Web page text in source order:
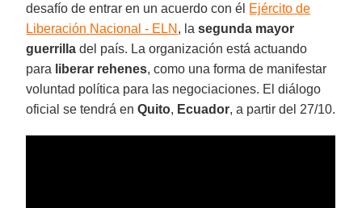
desafío de entrar en un acuerdo con él Ejército de
Liberación Nacional - ELN , lasegunda mayor
guerrilla del país. La organización está actuando
para liberar rehenes, como una forma de manifestar
voluntad política para las negociaciones. El diálogo
oficial se tendrá enQuito, Ecuador, a partir del 27/10.